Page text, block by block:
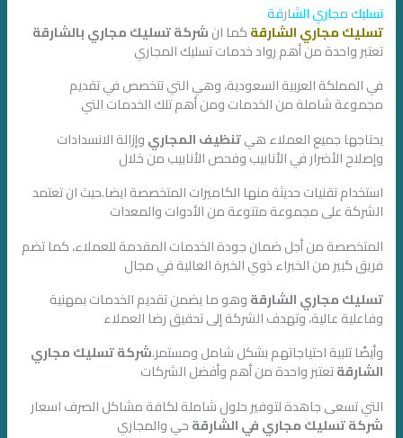
تسليك مجاري الشارقة
تسليك مجاري الشارقةكما انشركة تسليك مجاري بالشارقة
تعتبر واحدة من أهم رواد خدمات تسليك المجاري
في المملكة العربية السعودية، وهي التي تتخصص في تقديم
مجموعة شاملة من الخدمات ومن أهم تلك الخدمات التي
يحتاجها جميع العملاء هيتنظيف المجاريوإزالة الانسدادات
وإصلاح الأضرار في الأنابيب وفحص الأنابيب من خلال
استخدام تقنيات حديثة منها الكاميرات المتخصصة ايضا.حيث ان تعتمد
الشركة على مجموعة متنوعة من الأدوات والمعدات
المتخصصة من أجل ضمان جودة الخدمات المقدمة للعملاء، كما تضم
فريق كبير من الخبراء ذوي الخبرة العالية في مجال
تسليك مجاري الشارقةوهو ما يضمن تقديم الخدمات بمهنية
وفاعلية عالية، وتهدف الشركة إلى تحقيق رضا العملاء
وأيضًا تلبية احتياجاتهم بشكل شامل ومستمر.شركة تسليك مجاري
الشارقةتعتبر واحدة من أهم وأفضل الشركات
التي تسعى جاهدة لتوفير حلول شاملة لكافة مشاكل الصرف اسعار
شركة تسليك مجاري في الشارقةحي والمجاري